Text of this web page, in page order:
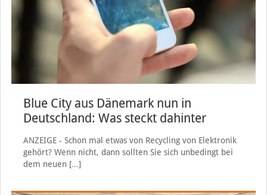
Blue City aus Dänemark nun in
Deutschland: Was steckt dahinter
ANZEIGE - Schon mal etwas von Recycling von Elektronik
gehört? Wenn nicht, dann sollten Sie sich unbedingt bei
dem neuen […]